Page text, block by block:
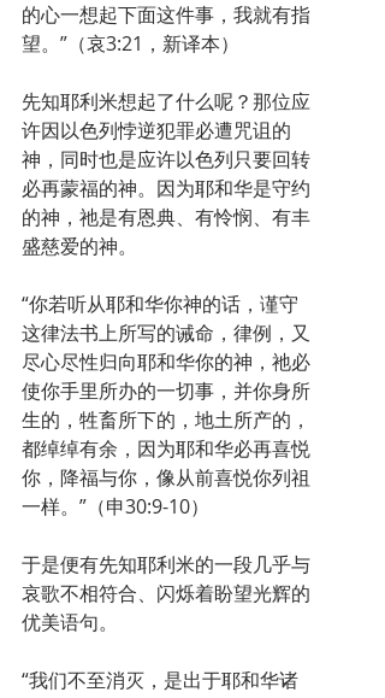
的心一想起下面这件事，我就有指
望。”（哀3:21，新译本）
先知耶利米想起了什么呢？那位应
许因以色列悖逆犯罪必遭咒诅的
神，同时也是应许以色列只要回转
必再蒙福的神。因为耶和华是守约
的神，祂是有恩典、有怜悯、有丰
盛慈爱的神。
“你若听从耶和华你神的话，谨守
这律法书上所写的诫命，律例，又
尽心尽性归向耶和华你的神，祂必
使你手里所办的一切事，并你身所
生的，牲畜所下的，地土所产的，
都绰绰有余，因为耶和华必再喜悦
你，降福与你，像从前喜悦你列祖
一样。”（申30:9-10）
于是便有先知耶利米的一段几乎与
哀歌不相符合、闪烁着盼望光辉的
优美语句。
“我们不至消灭，是出于耶和华诸